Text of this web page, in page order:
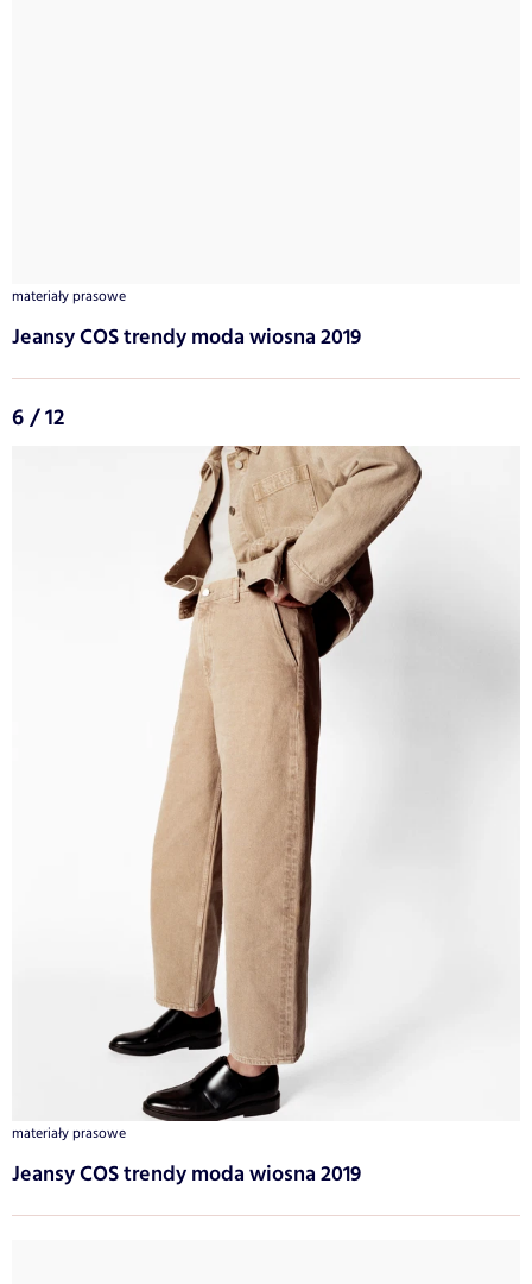
materiały prasowe
Jeansy COS trendy moda wiosna 2019
6 / 12
materiały prasowe
Jeansy COS trendy moda wiosna 2019